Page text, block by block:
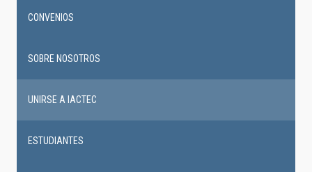
CONVENIOS
SOBRE NOSOTROS
UNIRSE A IACTEC
ESTUDIANTES